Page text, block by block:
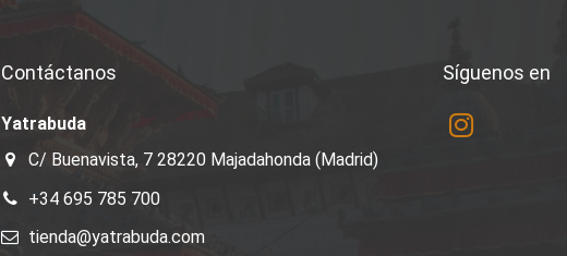
Contáctanos
Yatrabuda
C/ Buenavista, 7 28220 Majadahonda (Madrid)
+34 695 785 700
tienda@yatrabuda.com
Síguenos en